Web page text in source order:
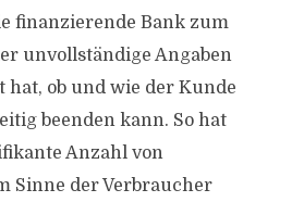
finanzierende Bank zum
unvollständige Angaben
hat, ob und wie der Kunde
beenden kann. So hat
Anzahl von
Sinne der Verbraucher